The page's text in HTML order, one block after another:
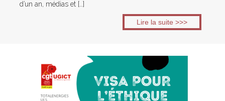
d’un an, médias et […]
Lire la suite >>>